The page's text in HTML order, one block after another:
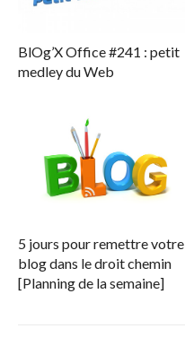
BlOg’X Office #241 : petit
medley du Web
5 jours pour remettre votre
blog dans le droit chemin
[Planning de la semaine]